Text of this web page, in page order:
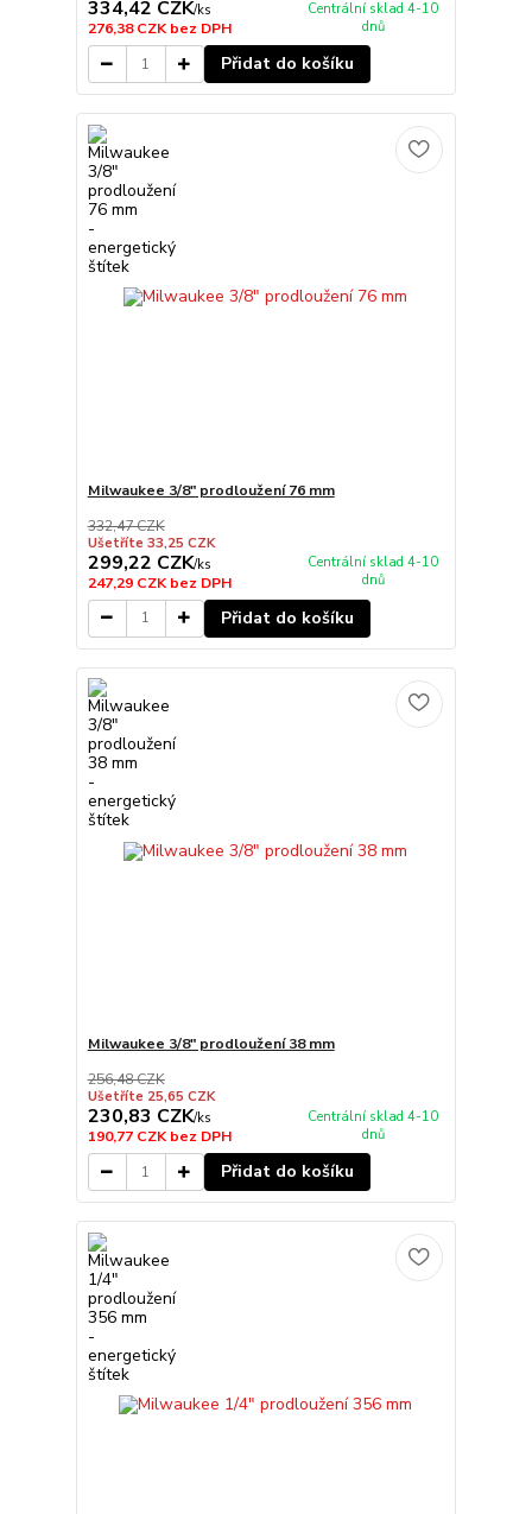
334,42 CZK/ks
276,38 CZKbez DPH
Centrální sklad 4-10
dnů
Přidat do košíku
Milwaukee 3/8" prodloužení 76 mm
332,47 CZK
Ušetříte 33,25 CZK
299,22 CZK/ks
247,29 CZKbez DPH
Centrální sklad 4-10
dnů
Přidat do košíku
Milwaukee 3/8" prodloužení 38 mm
256,48 CZK
Ušetříte 25,65 CZK
230,83 CZK/ks
190,77 CZKbez DPH
Centrální sklad 4-10
dnů
Přidat do košíku